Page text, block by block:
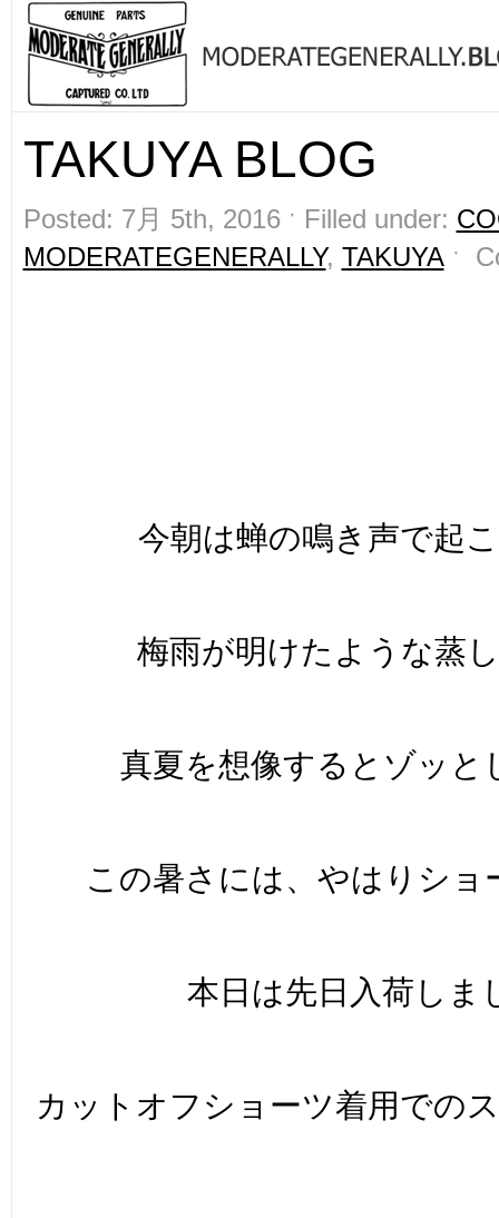
TAKUYA BLOG
Posted: 7月 5th, 2016 ˑ Filled under:
MODERATEGENERALLY, TAKUYAˑ
今朝は蝉の鳴き声で起
梅雨が明けたような蒸
真夏を想像するとゾッ
この暑さには、やはりショ
本日は先日入荷しま
カットオフショーツ着用での